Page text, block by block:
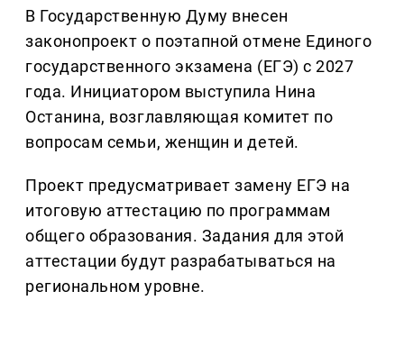
В Государственную Думу внесен
законопроект о поэтапной отмене Единого
государственного экзамена (ЕГЭ) с 2027
года. Инициатором выступила Нина
Останина, возглавляющая комитет по
вопросам семьи, женщин и детей.
Проект предусматривает замену ЕГЭ на
итоговую аттестацию по программам
общего образования. Задания для этой
аттестации будут разрабатываться на
региональном уровне.